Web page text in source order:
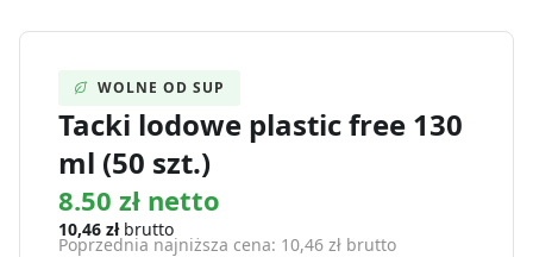
WOLNE OD SUP
Tacki lodowe plastic free 130
ml (50 szt.)
8.50 zł netto
10,46 złbrutto
Poprzednia najniższa cena: 10,46 zł brutto